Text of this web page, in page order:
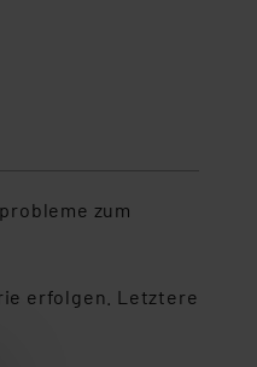
zum
erfolgen. Letztere